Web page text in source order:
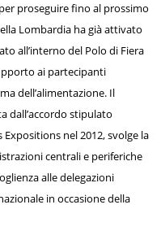
proseguire fino al prossimo
Lombardia ha già attivato
all’interno del Polo di Fiera
ai partecipanti
dell’alimentazione. Il
dall’accordo stipulato
nel 2012, svolge la
centrali e periferiche
alle delegazioni
in occasione della